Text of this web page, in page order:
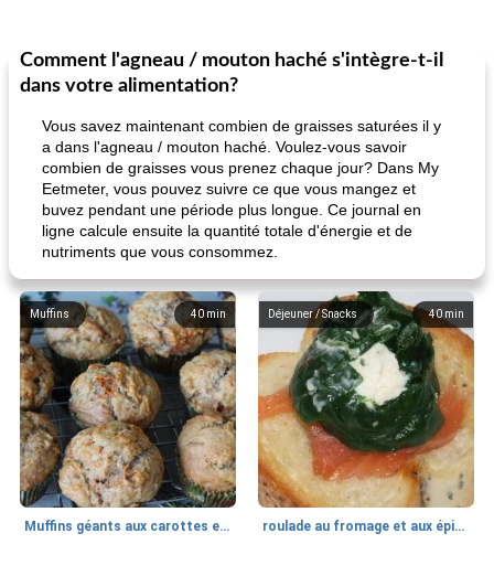
Comment l'agneau / mouton haché s'intègre-t-il
dans votre alimentation?
Vous savez maintenant combien de graisses saturées il y
a dans l'agneau / mouton haché. Voulez-vous savoir
combien de graisses vous prenez chaque jour? Dans My
Eetmeter, vous pouvez suivre ce que vous mangez et
buvez pendant une période plus longue. Ce journal en
ligne calcule ensuite la quantité totale d'énergie et de
nutriments que vous consommez.
40 min
Muffins
Muffins géants aux carottes et à la banane de Nif
40 min
Déjeuner / Snacks
roulade au fromage et aux épinards